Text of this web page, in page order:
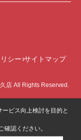
シー サイトマップ
店 All Rights Reserved.
ビス向上検討を目的と
確認ください。